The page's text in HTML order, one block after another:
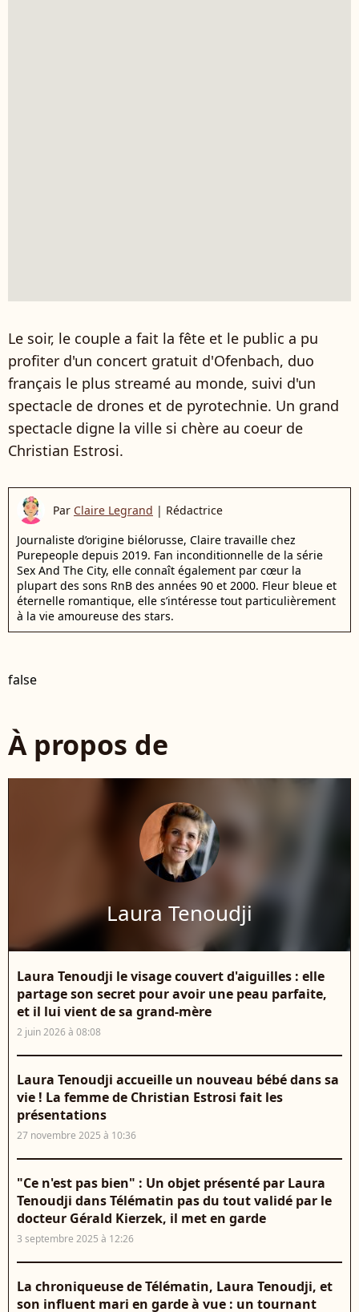
Le soir, le couple a fait la fête et le public a pu
profiter d'un concert gratuit d'Ofenbach, duo
français le plus streamé au monde, suivi d'un
spectacle de drones et de pyrotechnie. Un grand
spectacle digne la ville si chère au coeur de
Christian Estrosi.
Par Claire Legrand | Rédactrice
Journaliste d’origine biélorusse, Claire travaille chez
Purepeople depuis 2019. Fan inconditionnelle de la série
Sex And The City, elle connaît également par cœur la
plupart des sons RnB des années 90 et 2000. Fleur bleue et
éternelle romantique, elle s’intéresse tout particulièrement
à la vie amoureuse des stars.
false
À propos de
Laura Tenoudji
Laura Tenoudji le visage couvert d'aiguilles : elle
partage son secret pour avoir une peau parfaite,
et il lui vient de sa grand-mère
2 juin 2026 à 08:08
Laura Tenoudji accueille un nouveau bébé dans sa
vie ! La femme de Christian Estrosi fait les
présentations
27 novembre 2025 à 10:36
"Ce n'est pas bien" : Un objet présenté par Laura
Tenoudji dans Télématin pas du tout validé par le
docteur Gérald Kierzek, il met en garde
3 septembre 2025 à 12:26
La chroniqueuse de Télématin, Laura Tenoudji, et
son influent mari en garde à vue : un tournant